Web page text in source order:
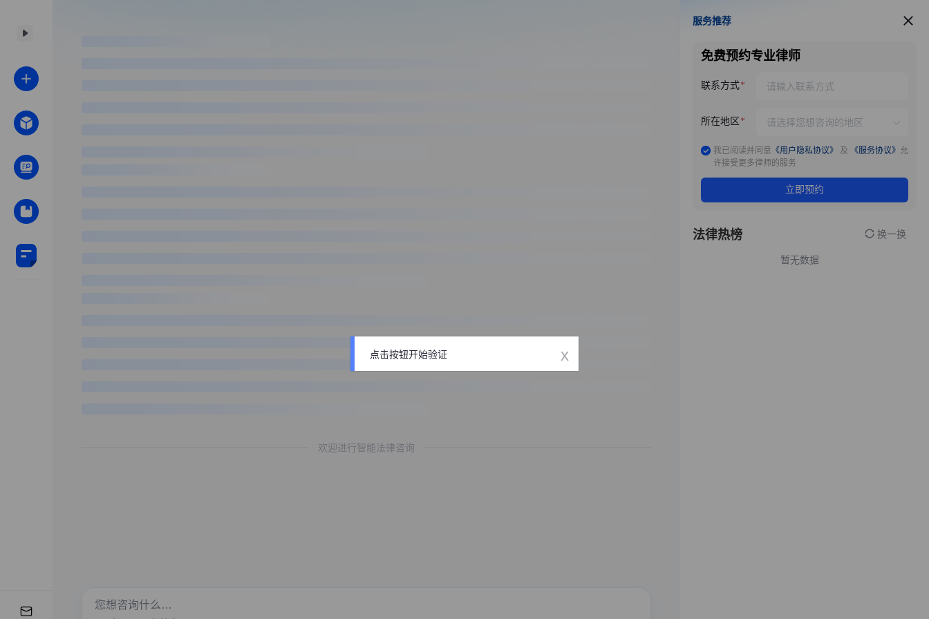
欢迎进行智能法律咨询
服务推荐
服务推荐
免费预约专业律师
联系方式
所在地区
我已阅读并同意 《用户隐私协议》 及 《服务协议》 允
许接受更多律师的服务
立即预约
法律热榜 换一换
暂无数据
点击按钮开始验证 x